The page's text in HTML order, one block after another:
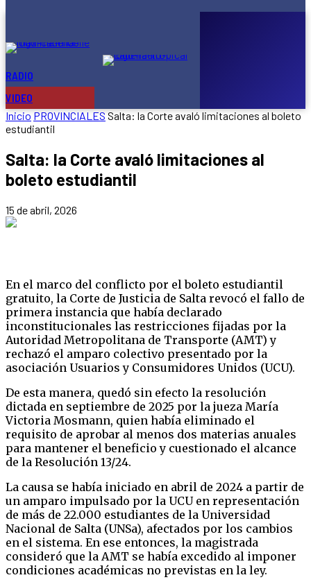
el
RADIO
VIDEO
InicioPROVINCIALESSalta: la Corte avaló limitaciones al boleto
estudiantil
Salta: la Corte avaló limitaciones al
boleto estudiantil
15 de abril, 2026
En el marco del conflicto por el boleto estudiantil
gratuito, la Corte de Justicia de Salta revocó el fallo de
primera instancia que había declarado
inconstitucionales las restricciones fijadas por la
Autoridad Metropolitana de Transporte (AMT) y
rechazó el amparo colectivo presentado por la
asociación Usuarios y Consumidores Unidos (UCU).
De esta manera, quedó sin efecto la resolución
dictada en septiembre de 2025 por la jueza María
Victoria Mosmann, quien había eliminado el
requisito de aprobar al menos dos materias anuales
para mantener el beneficio y cuestionado el alcance
de la Resolución 13/24.
La causa se había iniciado en abril de 2024 a partir de
un amparo impulsado por la UCU en representación
de más de 22.000 estudiantes de la Universidad
Nacional de Salta (UNSa), afectados por los cambios
en el sistema. En ese entonces, la magistrada
consideró que la AMT se había excedido al imponer
condiciones académicas no previstas en la ley.